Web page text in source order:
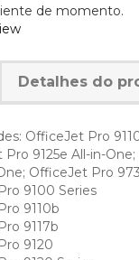
de momento.
Detalhes do
OfficeJet Pro
9125e All-in-
OfficeJet Pro
9100 Series
9110b
9117b
9120